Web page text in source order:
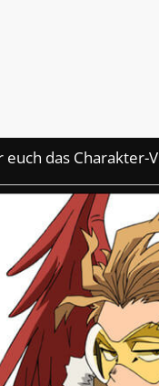
das Charakter-